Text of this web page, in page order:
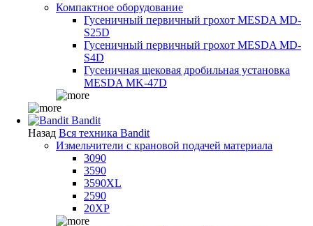
Компактное оборудование
Гусеничный первичный грохот MESDA MD-
S25D
Гусеничный первичный грохот MESDA MD-
S4D
Гусеничная щековая дробильная установка
MESDA MK-47D
Bandit
Назад Вся техника Bandit
Измельчители с крановой подачей материала
3090
3590
3590XL
2590
20XP